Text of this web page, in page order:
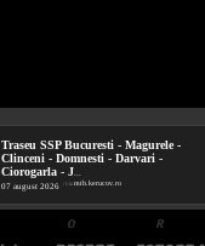
Traseu SSP Bucuresti - Magurele -
Clinceni - Domnesti - Darvari -
Ciorogarla - J...
07 august 2026 / via mtb.kerucov.ro